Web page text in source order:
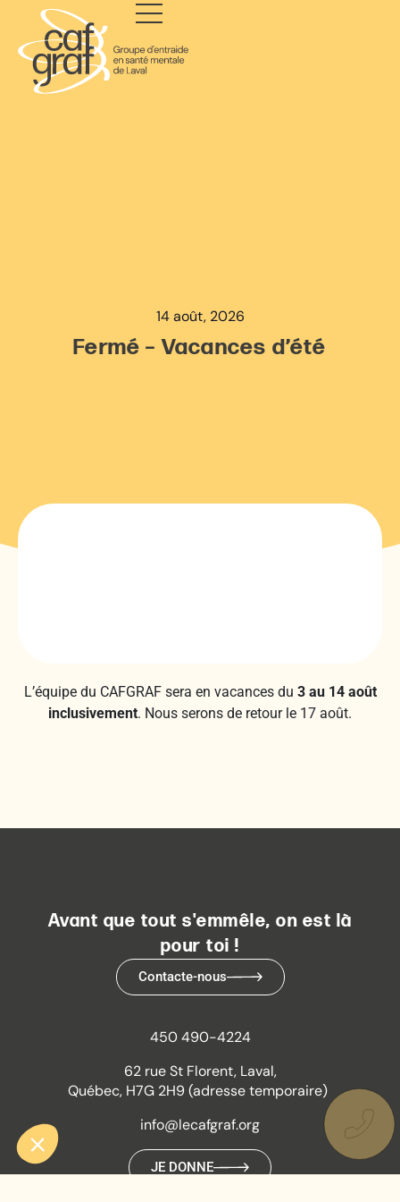
14 août, 2026
Fermé – Vacances d’été
L’équipe du CAFGRAF sera en vacances du 3 au 14 août
inclusivement. Nous serons de retour le 17 août.
Avant que tout s'emmêle, on est là
pour toi !
Contacte-nous
450 490-4224
62 rue St Florent, Laval,
Québec, H7G 2H9 (adresse temporaire)
info@lecafgraf.org
JE DONNE